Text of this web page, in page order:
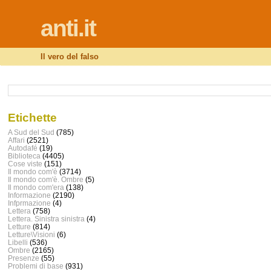
anti.it
Il vero del falso
Etichette
A Sud del Sud (785)
Affari (2521)
Autodafé (19)
Biblioteca (4405)
Cose viste (151)
Il mondo com'è (3714)
Il mondo com'è. Ombre (5)
Il mondo com'era (138)
Informazione (2190)
Infprmazione (4)
Lettera (758)
Lettera. Sinistra sinistra (4)
Letture (814)
Letture\Visioni (6)
Libelli (536)
Ombre (2165)
Presenze (55)
Problemi di base (931)